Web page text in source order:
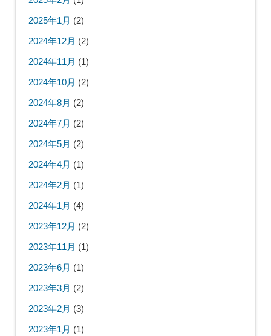
2025年1月 (2)
2024年12月 (2)
2024年11月 (1)
2024年10月 (2)
2024年8月 (2)
2024年7月 (2)
2024年5月 (2)
2024年4月 (1)
2024年2月 (1)
2024年1月 (4)
2023年12月 (2)
2023年11月 (1)
2023年6月 (1)
2023年3月 (2)
2023年2月 (3)
2023年1月 (1)